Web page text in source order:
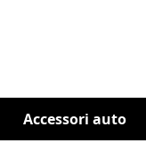
Accessori auto